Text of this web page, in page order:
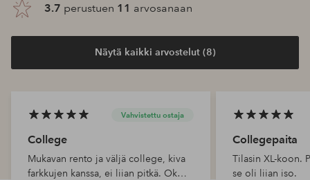
3.7 perustuen 11 arvosanaan
Näytä kaikki arvostelut (8)
Vahvistettu ostaja
College
Mukavan rento ja väljä college, kiva
farkkujen kanssa, ei liian pitkä. Ok
Collegepaita
Tilasin XL-koon.
se oli liian iso.